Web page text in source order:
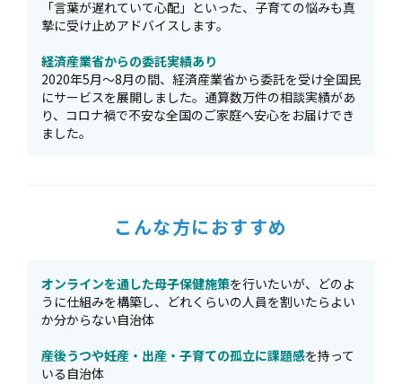
「言葉が遅れていて心配」といった、子育ての悩みも真
摯に受け止めアドバイスします。
経済産業省からの委託実績あり
2020年5月〜8月の間、経済産業省から委託を受け全国民
にサービスを展開しました。通算数万件の相談実績があ
り、コロナ禍で不安な全国のご家庭へ安心をお届けでき
ました。
こんな方におすすめ
オンラインを通した母子保健施策を行いたいが、どのよ
うに仕組みを構築し、どれくらいの人員を割いたらよい
か分からない自治体
産後うつや妊産・出産・子育ての孤立に課題感を持って
いる自治体